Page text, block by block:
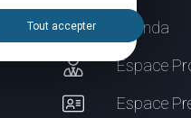
Tout accepter
Agenda
Espace
Espace